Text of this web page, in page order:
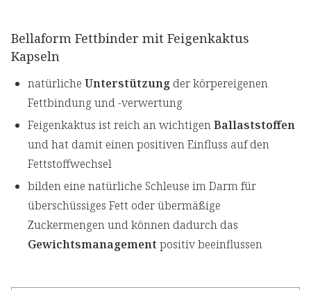
Bellaform Fettbinder mit Feigenkaktus
Kapseln
natürliche Unterstützung der körpereigenen
Fettbindung und -verwertung
Feigenkaktus ist reich an wichtigenBallaststoffen
und hat damit einen positiven Einfluss auf den
Fettstoffwechsel
bilden eine natürliche Schleuse im Darm für
überschüssiges Fett oder übermäßige
Zuckermengen und können dadurch das
Gewichtsmanagement positiv beeinflussen